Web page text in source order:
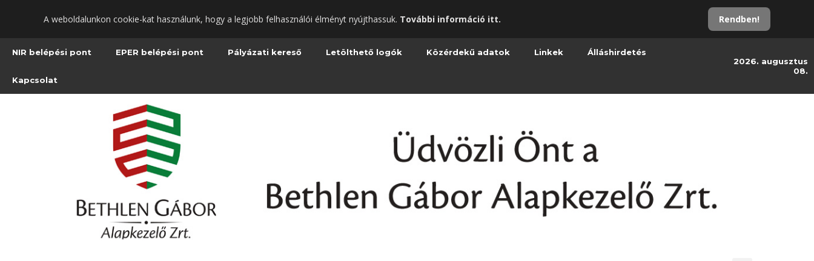
tartalomra
A weboldalunkon cookie-kat használunk, hogy a legjobb felhasználói élményt nyújthassuk. További információ itt. Rendben!
NIR belépési pont EPER belépési pont Pályázati kereső Letölthető logók Közérdekű adatok Linkek Álláshirdetés
Kapcsolat
2026. augusztus
08.